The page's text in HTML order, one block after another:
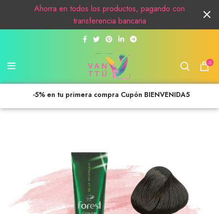
0
-5% en tu primera compra Cupón BIENVENIDA5
Ahorra en todos los productos, pagando con
transferencia bancaria